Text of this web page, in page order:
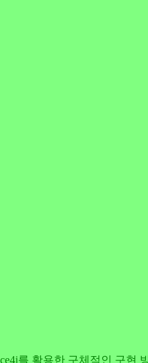
를 활용한 구체적인 구현